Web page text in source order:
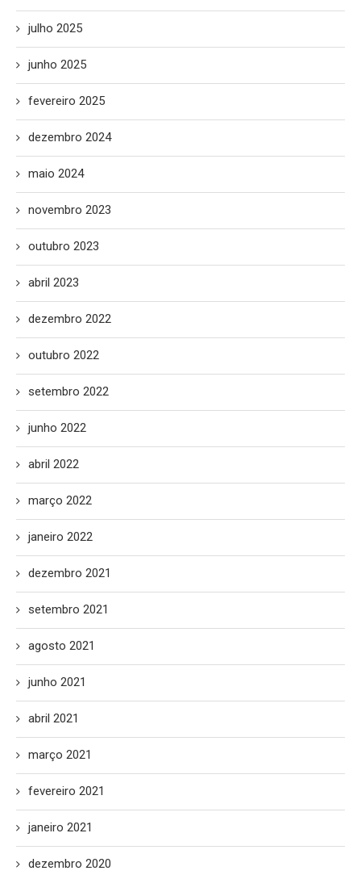
julho 2025
junho 2025
fevereiro 2025
dezembro 2024
maio 2024
novembro 2023
outubro 2023
abril 2023
dezembro 2022
outubro 2022
setembro 2022
junho 2022
abril 2022
março 2022
janeiro 2022
dezembro 2021
setembro 2021
agosto 2021
junho 2021
abril 2021
março 2021
fevereiro 2021
janeiro 2021
dezembro 2020